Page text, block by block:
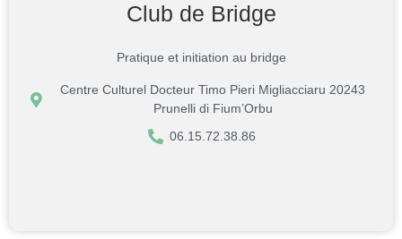
Club de Bridge
Pratique et initiation au bridge
Centre Culturel Docteur Timo Pieri Migliacciaru 20243
Prunelli di Fium’Orbu
06.15.72.38.86